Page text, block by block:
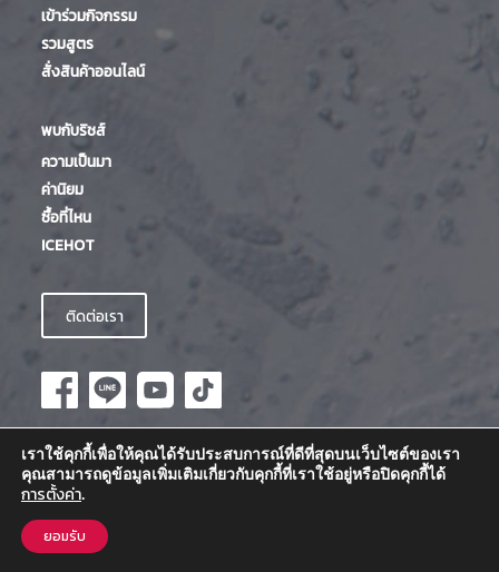
เข้าร่วมกิจกรรม
รวมสูตร
สั่งสินค้าออนไลน์
พบกับริชส์
ความเป็นมา
ค่านิยม
ซื้อที่ไหน
ICEHOT
ติดต่อเรา
©2026บริษัท ริช โปรดักส์ แมนูแฟคเจอริ่ง (ประเทศไทย) จำกัด |
สงวนลิขสิทธิ์ |
นโยบายความเป็นส่วนตัวสำหรับลูกค้า
เราใช้คุกกี้เพื่อให้คุณได้รับประสบการณ์ที่ดีที่สุดบนเว็บไซต์ของเรา
คุณสามารถดูข้อมูลเพิ่มเติมเกี่ยวกับคุกกี้ที่เราใช้อยู่หรือปิดคุกกี้ได้
การตั้งค่า.
ยอมรับ